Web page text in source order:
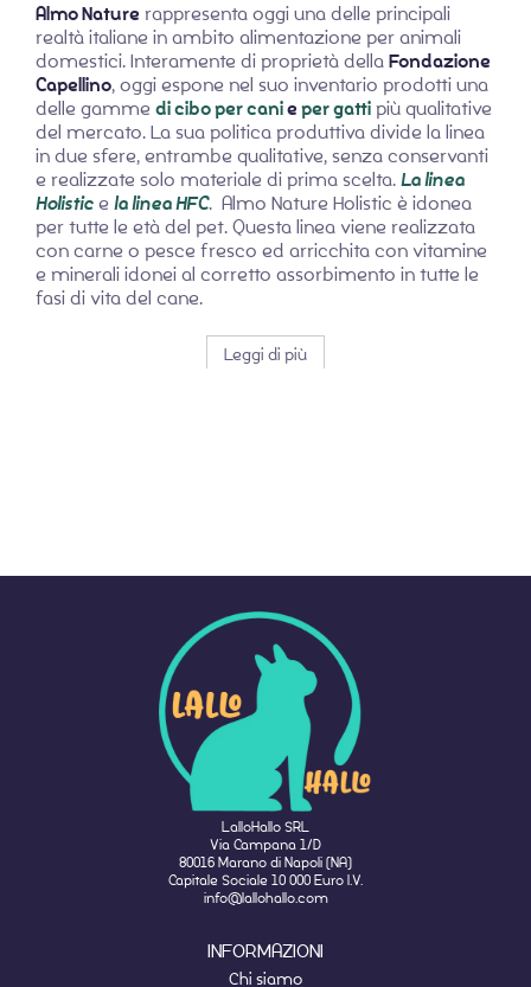
Almo Nature rappresenta oggi una delle principali
realtà italiane in ambito alimentazione per animali
domestici. Interamente di proprietà dellaFondazione
Capellino, oggi espone nel suo inventario prodotti una
delle gamme di cibo per canieper gattipiù qualitative
del mercato. La sua politica produttiva divide la linea
in due sfere, entrambe qualitative, senza conservanti
e realizzate solo materiale di prima scelta.La linea
Holistice la linea HFC. Almo Nature Holistic è idonea
per tutte le età del pet. Questa linea viene realizzata
con carne o pesce fresco ed arricchita con vitamine
e minerali idonei al corretto assorbimento in tutte le
fasi di vita del cane.
Leggi di più
LalloHallo SRL
Via Campana 1/D
80016 Marano di Napoli (NA)
Capitale Sociale 10 000 Euro I.V.
info@lallohallo.com
INFORMAZIONI
Chi siamo